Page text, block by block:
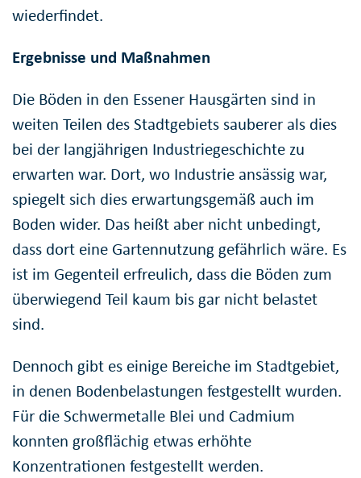
wiederfindet.
Ergebnisse und Maßnahmen
Die Böden in den Essener Hausgärten sind in
weiten Teilen des Stadtgebiets sauberer als dies
bei der langjährigen Industriegeschichte zu
erwarten war. Dort, wo Industrie ansässig war,
spiegelt sich dies erwartungsgemäß auch im
Boden wider. Das heißt aber nicht unbedingt,
dass dort eine Gartennutzung gefährlich wäre. Es
ist im Gegenteil erfreulich, dass die Böden zum
überwiegend Teil kaum bis gar nicht belastet
sind.
Dennoch gibt es einige Bereiche im Stadtgebiet,
in denen Bodenbelastungen festgestellt wurden.
Für die Schwermetalle Blei und Cadmium
konnten großflächig etwas erhöhte
Konzentrationen festgestellt werden.